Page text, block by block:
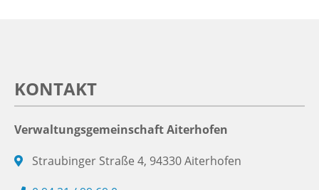
KONTAKT
Verwaltungsgemeinschaft Aiterhofen
Straubinger Straße 4, 94330 Aiterhofen